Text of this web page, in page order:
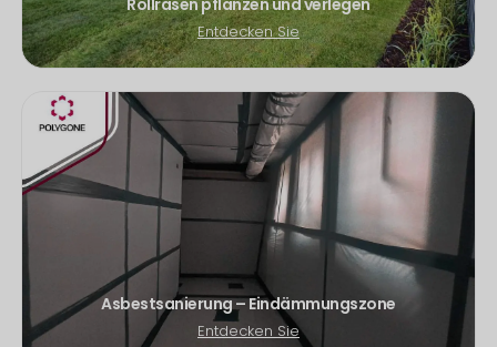
Rollrasen pflanzen und verlegen
Entdecken Sie
Asbestsanierung – Eindämmungszone
Entdecken Sie